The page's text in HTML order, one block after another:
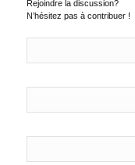
Rejoindre la discussion?
N’hésitez pas à contribuer !